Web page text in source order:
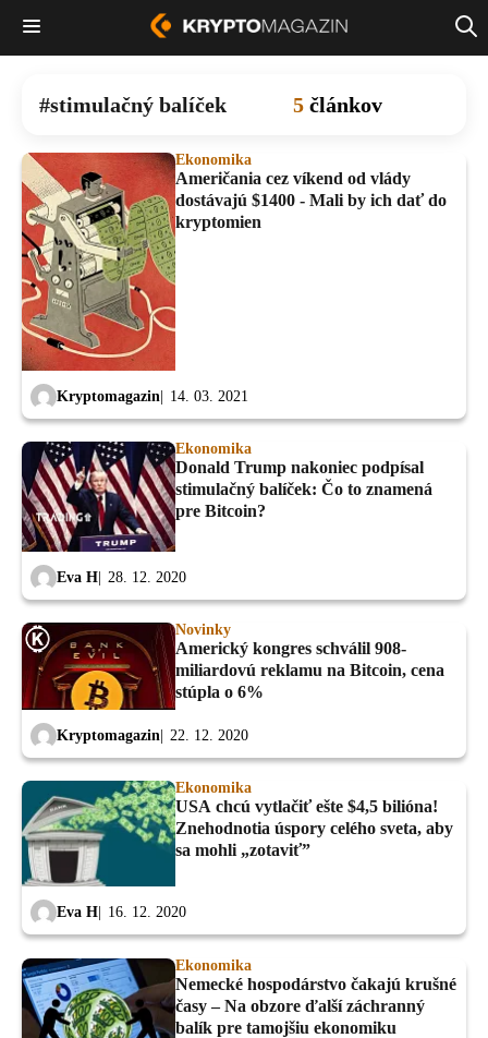
stimulačný balíček 5 článkov
Ekonomika
Američania cez víkend od vlády
dostávajú $1400 - Mali by ich dať do
kryptomien
Kryptomagazin 14. 03. 2021
Ekonomika
Donald Trump nakoniec podpísal
stimulačný balíček: Čo to znamená
pre Bitcoin?
Eva H 28. 12. 2020
Novinky
Americký kongres schválil 908-
miliardovú reklamu na Bitcoin, cena
stúpla o 6%
Kryptomagazin 22. 12. 2020
Ekonomika
USA chcú vytlačiť ešte $4,5 bilióna!
Znehodnotia úspory celého sveta, aby
sa mohli „zotaviť”
Eva H 16. 12. 2020
Ekonomika
Nemecké hospodárstvo čakajú krušné
časy – Na obzore ďalší záchranný
balík pre tamojšiu ekonomiku